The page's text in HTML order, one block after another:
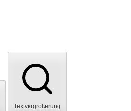
Textvergrößerung